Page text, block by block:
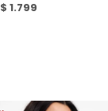
$ 1.799